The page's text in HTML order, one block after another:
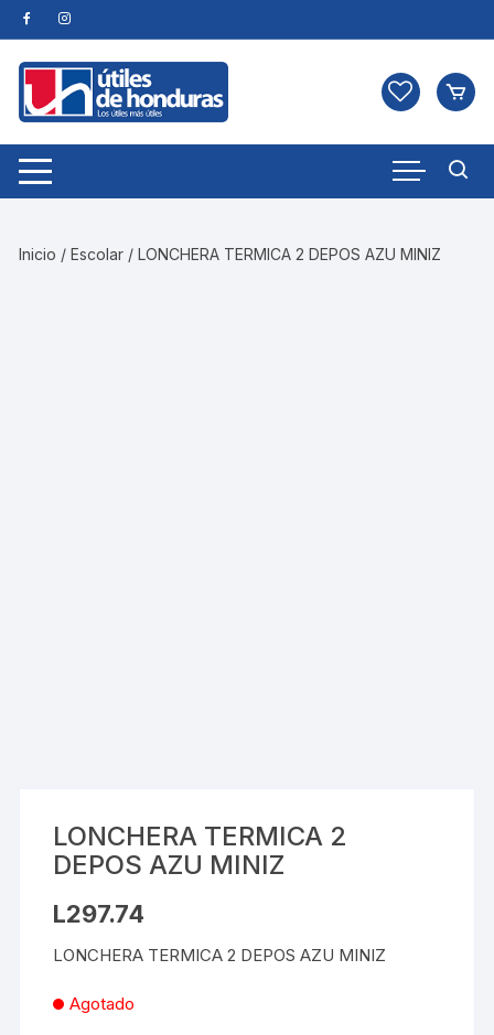
Skip
to
content
Inicio /Escolar / LONCHERA TERMICA 2 DEPOS AZU MINIZ
LONCHERA TERMICA 2
DEPOS AZU MINIZ
L297.74
LONCHERA TERMICA 2 DEPOS AZU MINIZ
Agotado